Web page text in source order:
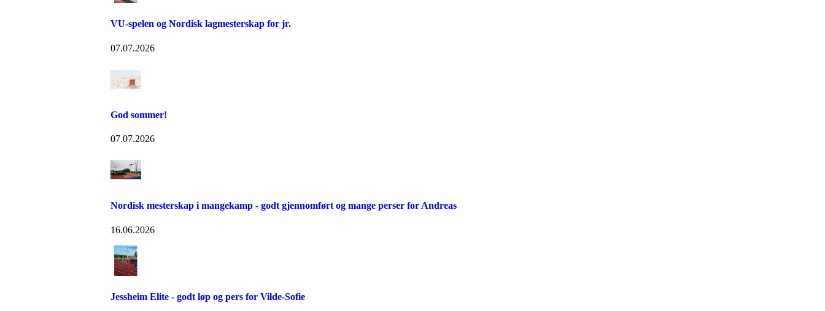
VU-spelen og Nordisk lagmesterskap for jr.
07.07.2026
God sommer!
07.07.2026
Nordisk mesterskap i mangekamp - godt gjennomført og mange perser for Andreas
16.06.2026
Jessheim Elite - godt løp og pers for Vilde-Sofie